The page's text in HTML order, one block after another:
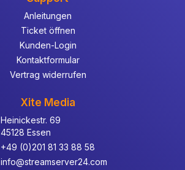
Anleitungen
Ticket öffnen
Kunden-Login
Kontaktformular
Vertrag widerrufen
Xite Media
Heinickestr. 69
45128 Essen
+49 (0)201 81 33 88 58
info@streamserver24.com